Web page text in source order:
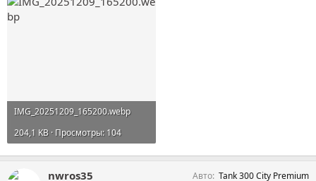
IMG_20251209_165200.webp
204,1 KB · Просмотры: 104
nwros35 Авто Tank 300 City Premium